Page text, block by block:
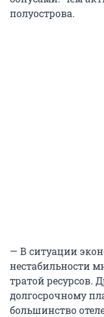
полуострова.
— В ситуации
нестабильности
тратой ресурсов.
долгосрочному
большинство